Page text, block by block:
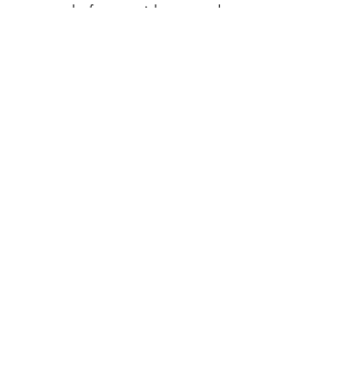
tomando fotos y videos que luego